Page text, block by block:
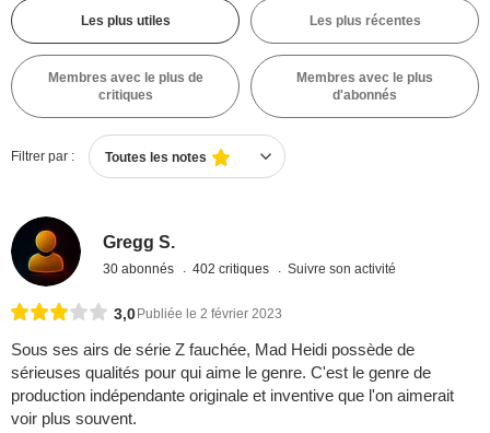
Les plus utiles Les plus récentes
Membres avec le plus de
critiques
Membres avec le plus
d'abonnés
Filtrer par : Toutes les notes
Gregg S.
30 abonnés 402 critiques Suivre son activité
3,0 Publiée le 2 février 2023
Sous ses airs de série Z fauchée, Mad Heidi possède de
sérieuses qualités pour qui aime le genre. C'est le genre de
production indépendante originale et inventive que l'on aimerait
voir plus souvent.